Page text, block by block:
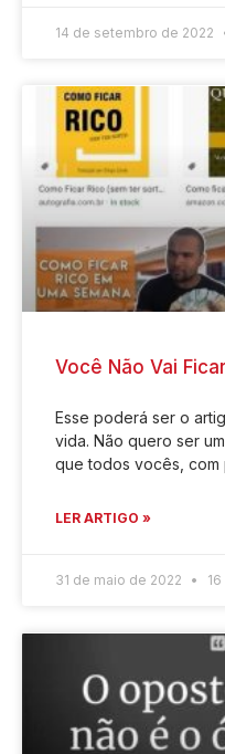
14 de setembro de 2022
Você Não Vai
Esse poderá ser o
vida. Não quero ser
que todos vocês,
LER ARTIGO »
31 de maio de 2022